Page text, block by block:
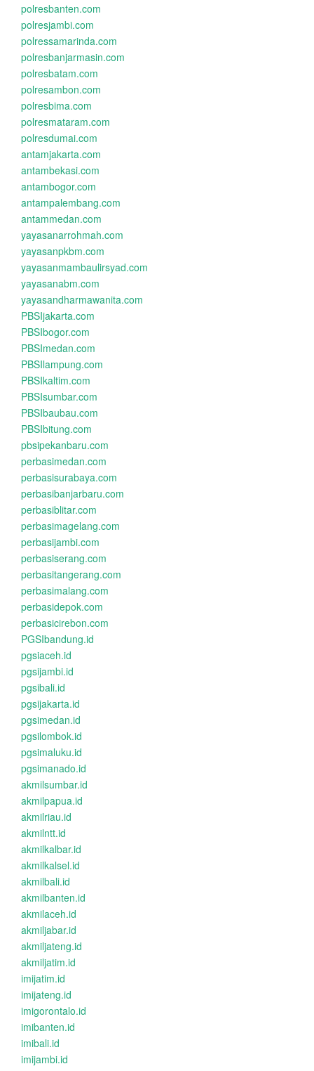
polresbanten.com
polresjambi.com
polressamarinda.com
polresbanjarmasin.com
polresbatam.com
polresambon.com
polresbima.com
polresmataram.com
polresdumai.com
antamjakarta.com
antambekasi.com
antambogor.com
antampalembang.com
antammedan.com
yayasanarrohmah.com
yayasanpkbm.com
yayasanmambaulirsyad.com
yayasanabm.com
yayasandharmawanita.com
PBSIjakarta.com
PBSIbogor.com
PBSImedan.com
PBSIlampung.com
PBSIkaltim.com
PBSIsumbar.com
PBSIbaubau.com
PBSIbitung.com
pbsipekanbaru.com
perbasimedan.com
perbasisurabaya.com
perbasibanjarbaru.com
perbasiblitar.com
perbasimagelang.com
perbasijambi.com
perbasiserang.com
perbasitangerang.com
perbasimalang.com
perbasidepok.com
perbasicirebon.com
PGSIbandung.id
pgsiaceh.id
pgsijambi.id
pgsibali.id
pgsijakarta.id
pgsimedan.id
pgsilombok.id
pgsimaluku.id
pgsimanado.id
akmilsumbar.id
akmilpapua.id
akmilriau.id
akmilntt.id
akmilkalbar.id
akmilkalsel.id
akmilbali.id
akmilbanten.id
akmilaceh.id
akmiljabar.id
akmiljateng.id
akmiljatim.id
imijatim.id
imijateng.id
imigorontalo.id
imibanten.id
imibali.id
imijambi.id